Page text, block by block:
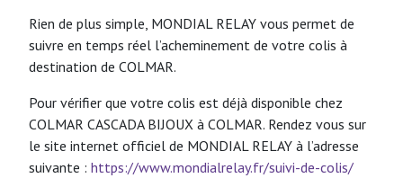
Rien de plus simple, MONDIAL RELAY vous permet de
suivre en temps réel l’acheminement de votre colis à
destination de COLMAR.
Pour vérifier que votre colis est déjà disponible chez
COLMAR CASCADA BIJOUX à COLMAR. Rendez vous sur
le site internet officiel de MONDIAL RELAY à l’adresse
suivante : https://www.mondialrelay.fr/suivi-de-colis/